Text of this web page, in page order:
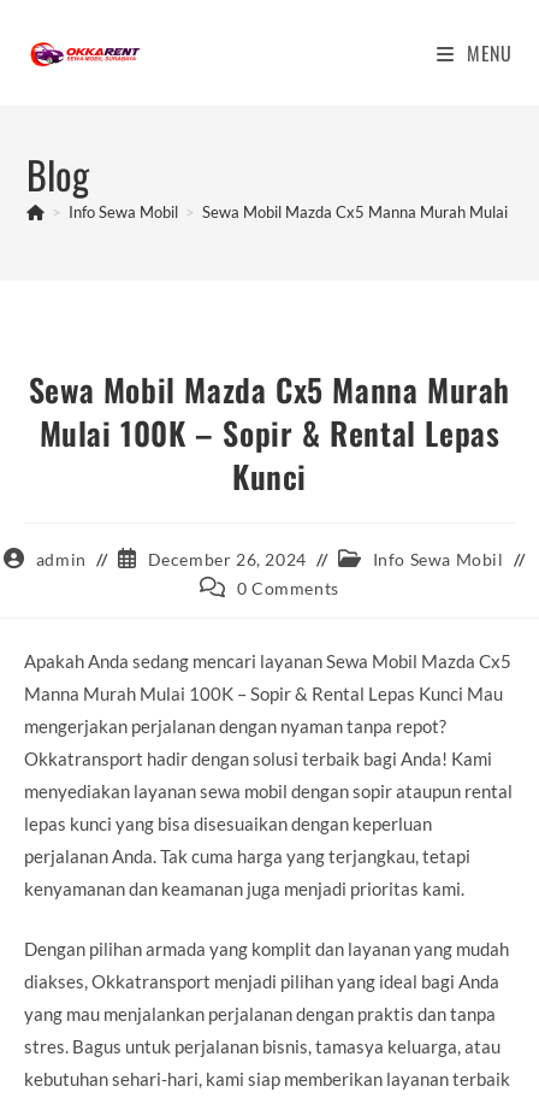
content
MENU
Blog
> Info Sewa Mobil > Sewa Mobil Mazda Cx5 Manna Murah Mulai
Sewa Mobil Mazda Cx5 Manna Murah
Mulai 100K – Sopir & Rental Lepas
Kunci
Postadmin
Post
published:
December 26, 2024
Post Info Sewa Mobil
Post 0 Comments
Apakah Anda sedang mencari layanan Sewa Mobil Mazda Cx5
Manna Murah Mulai 100K – Sopir & Rental Lepas Kunci Mau
mengerjakan perjalanan dengan nyaman tanpa repot?
Okkatransport hadir dengan solusi terbaik bagi Anda! Kami
menyediakan layanan sewa mobil dengan sopir ataupun rental
lepas kunci yang bisa disesuaikan dengan keperluan
perjalanan Anda. Tak cuma harga yang terjangkau, tetapi
kenyamanan dan keamanan juga menjadi prioritas kami.
Dengan pilihan armada yang komplit dan layanan yang mudah
diakses, Okkatransport menjadi pilihan yang ideal bagi Anda
yang mau menjalankan perjalanan dengan praktis dan tanpa
stres. Bagus untuk perjalanan bisnis, tamasya keluarga, atau
kebutuhan sehari-hari, kami siap memberikan layanan terbaik